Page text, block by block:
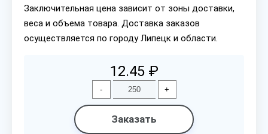
Заключительная цена зависит от зоны доставки,
веса и объема товара. Доставка заказов
осуществляется по городу Липецк и области.
12.45 ₽
- +
Заказать